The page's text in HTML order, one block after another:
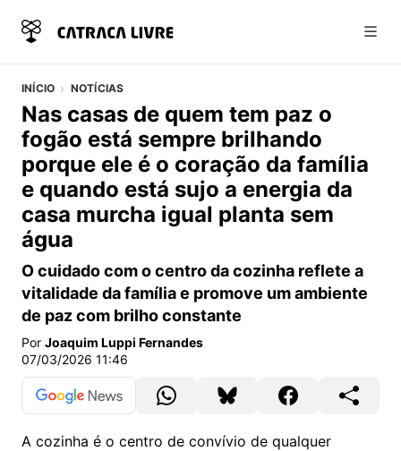
INÍCIO NOTÍCIAS
Nas casas de quem tem paz o
fogão está sempre brilhando
porque ele é o coração da família
e quando está sujo a energia da
casa murcha igual planta sem
água
O cuidado com o centro da cozinha reflete a
vitalidade da família e promove um ambiente
de paz com brilho constante
Por Joaquim Luppi Fernandes
07/03/2026 11:46
A cozinha é o centro de convívio de qualquer